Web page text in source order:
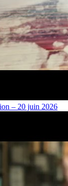
– 20 juin 2026